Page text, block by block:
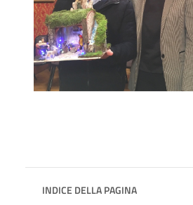
INDICE DELLA PAGINA